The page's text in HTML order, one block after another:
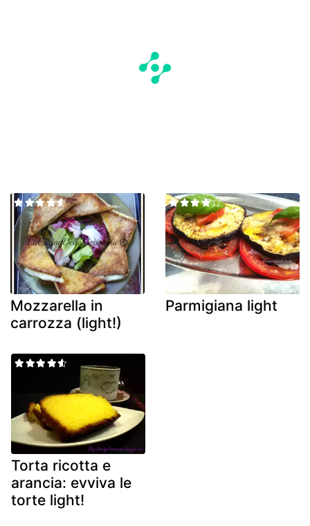
Mozzarella in
carrozza (light!)
Parmigiana light
Torta ricotta e
arancia: evviva le
torte light!